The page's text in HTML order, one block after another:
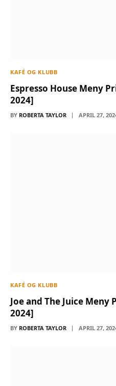
KAFÉ OG KLUBB
Espresso House Meny
2024]
BY ROBERTA TAYLOR APRIL 27,
KAFÉ OG KLUBB
Joe and The Juice
2024]
BY ROBERTA TAYLOR APRIL 27,